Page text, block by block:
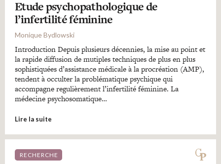
Etude psychopathologique de
l’infertilité féminine
Monique Bydlowski
Introduction Depuis plusieurs décennies, la mise au point et
la rapide diffusion de mutiples techniques de plus en plus
sophistiquées d’assistance médicale à la procréation (AMP),
tendent à occulter la problématique psychique qui
accompagne regulièrement l’infertilité féminine. La
médecine psychosomatique…
Lire la suite
RECHERCHE